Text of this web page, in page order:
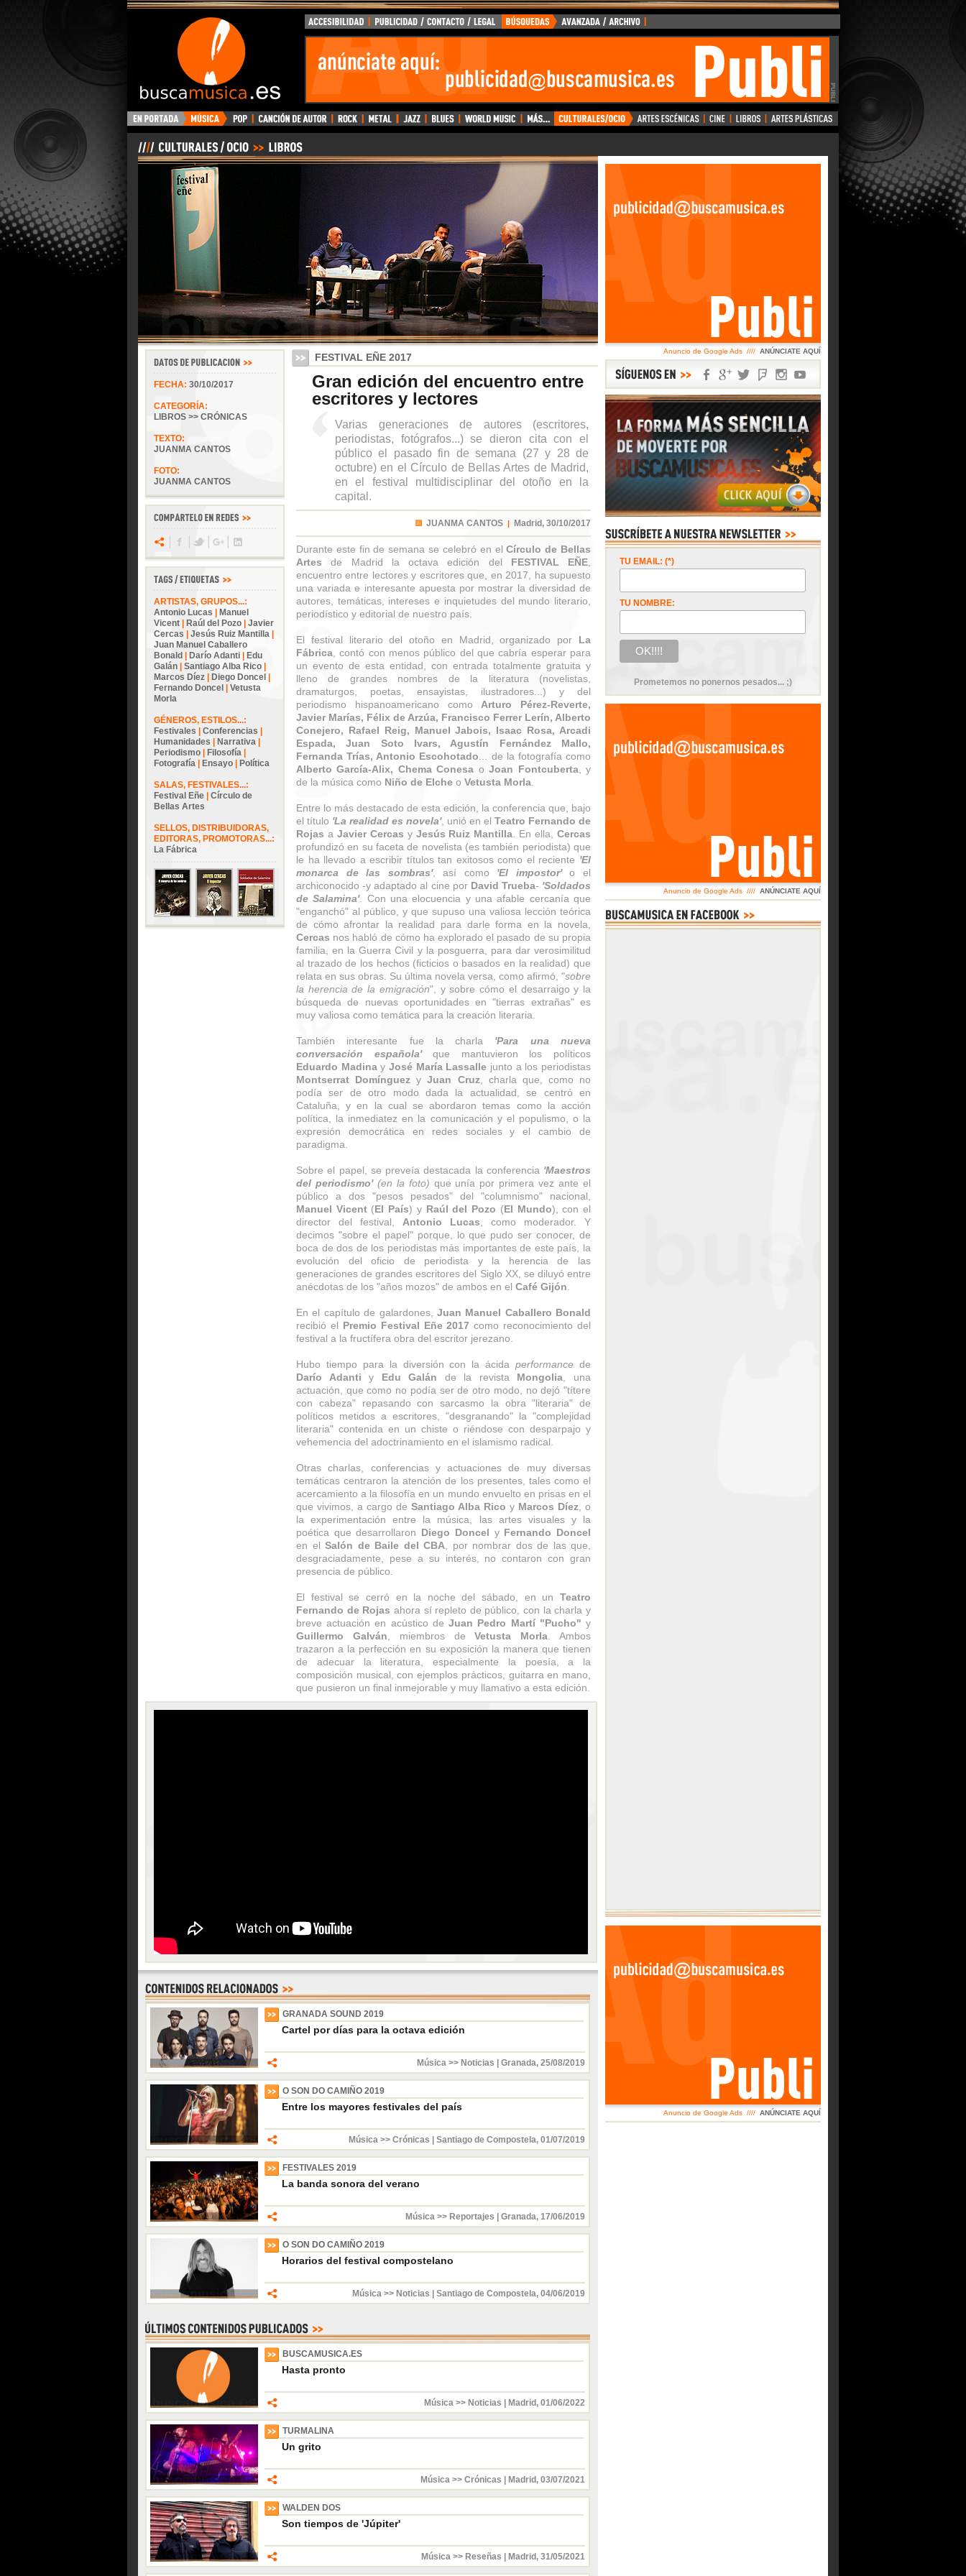
BuscaMusica.es
FECHA: 30/10/2017
CATEGORÍA:
LIBROS >> CRÓNICAS
TEXTO:
JUANMA CANTOS
FOTO:
JUANMA CANTOS
ARTISTAS, GRUPOS...:
Antonio Lucas
Manuel
Vicent
Raúl del Pozo
Javier
Cercas
Jesús Ruiz Mantilla
Juan Manuel Caballero
Bonald
Darío Adanti
Edu
Galán
Santiago Alba Rico
Marcos Díez
Diego Doncel
Fernando Doncel
Vetusta
Morla
GÉNEROS, ESTILOS...:
Festivales
Conferencias
Humanidades
Narrativa
Periodismo
Filosofía
Fotografía
Ensayo Política
SALAS, FESTIVALES...:
Festival Eñe
Círculo de
Bellas Artes
SELLOS, DISTRIBUIDORAS,
EDITORAS, PROMOTORAS...:
La Fábrica
FESTIVAL EÑE 2017
Gran edición del encuentro entre
escritores y lectores
Varias generaciones de autores (escritores,
periodistas, fotógrafos...) se dieron cita con el
público el pasado fin de semana (27 y 28 de
octubre) en el Círculo de Bellas Artes de Madrid,
en el festival multidisciplinar del otoño en la
capital.
JUANMA CANTOS | Madrid, 30/10/2017
Durante este fin de semana se celebró en elCírculo de Bellas
Artes de Madrid la octava edición del FESTIVAL EÑE
encuentro entre lectores y escritores que, en 2017, ha supuesto
una variada e interesante apuesta por mostrar la diversidad de
autores, temáticas, intereses e inquietudes del mundo literario,
periodístico y editorial de nuestro país.
El festival literario del otoño en Madrid, organizado por La
Fábrica , contó con menos público del que cabría esperar para
un evento de esta entidad, con entrada totalmente gratuita y
lleno de grandes nombres de la literatura (novelistas,
dramaturgos, poetas, ensayistas, ilustradores...) y del
periodismo hispanoamericano como Arturo Pérez-Reverte,
Javier Marías, Félix de Arzúa, Francisco Ferrer Lerín, Alberto
Conejero, Rafael Reig, Manuel Jabois, Isaac Rosa, Arcadi
Espada, Juan Soto Ivars, Agustín Fernández Mallo,
Fernanda Trías, Antonio Escohotado ... de la fotografía como
Alberto García-Alix, Chema Conesa oJoan Fontcuberta, y
de la música como Niño de Elche o Vetusta Morla
Entre lo más destacado de esta edición, la conferencia que, bajo
el título 'La realidad es novela', unió en el Teatro Fernando de
Rojas a Javier Cercas y Jesús Ruiz Mantilla . En ella,Cercas
profundizó en su faceta de novelista (es también periodista) que
le ha llevado a escribir títulos tan exitosos como el reciente 'El
monarca de las sombras', así como 'El impostor'o el
archiconocido -y adaptado al cine por David Trueba- 'Soldados
de Salamina'. Con una elocuencia y una afable cercanía que
"enganchó" al público, y que supuso una valiosa lección teórica
de cómo afrontar la realidad para darle forma en la novela,
Cercas nos habló de cómo ha explorado el pasado de su propia
familia, en la Guerra Civil y la posguerra, para dar verosimilitud
al trazado de los hechos (ficticios o basados en la realidad) que
relata en sus obras. Su última novela versa, como afirmó, "sobre
la herencia de la emigración", y sobre cómo el desarraigo y la
búsqueda de nuevas oportunidades en "tierras extrañas" es
muy valiosa como temática para la creación literaria.
También interesante fue la charla 'Para una nueva
conversación española'que mantuvieron los políticos
Eduardo MadinayJosé María Lassalle junto a los periodistas
Montserrat Domínguez yJuan Cruz , charla que, como no
podía ser de otro modo dada la actualidad, se centró en
Cataluña, y en la cual se abordaron temas como la acción
política, la inmediatez en la comunicación y el populismo, o la
expresión democrática en redes sociales y el cambio de
paradigma.
Sobre el papel, se preveía destacada la conferencia 'Maestros
del periodismo' (en la foto) que unía por primera vez ante el
público a dos "pesos pesados" del "columnismo" nacional,
Manuel Vicent(El País) y Raúl del Pozo (El Mundo), con el
director del festival, Antonio Lucas , como moderador. Y
decimos "sobre el papel" porque, lo que pudo ser conocer, de
boca de dos de los periodistas más importantes de este país, la
evolución del oficio de periodista y la herencia de las
generaciones de grandes escritores del Siglo XX, se diluyó entre
anécdotas de los "años mozos" de ambos en el Café Gijón
En el capítulo de galardones, Juan Manuel Caballero Bonald
recibió el Premio Festival Eñe 2017 como reconocimiento del
festival a la fructífera obra del escritor jerezano.
Hubo tiempo para la diversión con la ácidaperformance de
Darío Adanti y Edu Galán de la revista Mongolia , una
actuación, que como no podía ser de otro modo, no dejó "títere
con cabeza" repasando con sarcasmo la obra "literaria" de
políticos metidos a escritores, "desgranando" la "complejidad
literaria" contenida en un chiste o riéndose con desparpajo y
vehemencia del adoctrinamiento en el islamismo radical.
Otras charlas, conferencias y actuaciones de muy diversas
temáticas centraron la atención de los presentes, tales como el
acercamiento a la filosofía en un mundo envuelto en prisas en el
que vivimos, a cargo de Santiago Alba Rico y Marcos Díez , o
la experimentación entre la música, las artes visuales y la
poética que desarrollaron Diego Doncel y Fernando Doncel
en el Salón de Baile del CBA , por nombrar dos de las que,
desgraciadamente, pese a su interés, no contaron con gran
presencia de público.
El festival se cerró en la noche del sábado, en un Teatro
Fernando de Rojas ahora sí repleto de público, con la charla y
breve actuación en acústico deJuan Pedro Martí "Pucho" y
Guillermo Galván , miembros deVetusta Morla . Ambos
trazaron a la perfección en su exposición la manera que tienen
de adecuar la literatura, especialmente la poesía, a la
composición musical, con ejemplos prácticos, guitarra en mano,
que pusieron un final inmejorable y muy llamativo a esta edición.
GRANADA SOUND 2019
Cartel por días para la octava edición
Música >> Noticias Granada, 25/08/2019
O SON DO CAMIÑO 2019
Entre los mayores festivales del país
Música >> Crónicas Santiago de Compostela, 01/07/2019
FESTIVALES 2019
La banda sonora del verano
Música >> Reportajes Granada, 17/06/2019
O SON DO CAMIÑO 2019
Horarios del festival compostelano
Música >> Noticias Santiago de Compostela, 04/06/2019
BUSCAMUSICA.ES
Hasta pronto
Música >> Noticias Madrid , 01/06/2022
TURMALINA
Un grito
Música >> Crónicas Madrid , 03/07/2021
WALDEN DOS
Son tiempos de 'Júpiter'
Música >> Reseñas Madrid , 31/05/2021
Anuncio de Google Ads //// ANÚNCIATE AQUÍ
TU EMAIL: (*)
TU NOMBRE:
Prometemos no ponernos pesados... ;)
Anuncio de Google Ads //// ANÚNCIATE AQUÍ
Anuncio de Google Ads //// ANÚNCIATE AQUÍ